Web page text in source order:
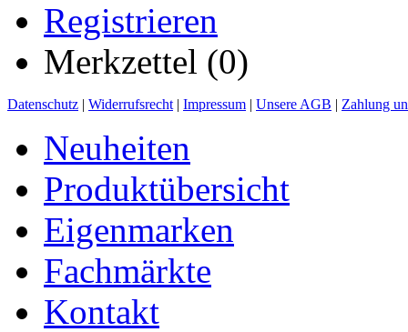
Registrieren
Merkzettel (0)
Datenschutz | Widerrufsrecht | Impressum | Unsere AGB | Zahlung
Neuheiten
Produktübersicht
Eigenmarken
Fachmärkte
Kontakt